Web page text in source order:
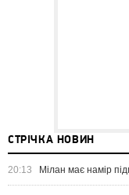
СТРІЧКА НОВИН
20:13 Мілан має намір